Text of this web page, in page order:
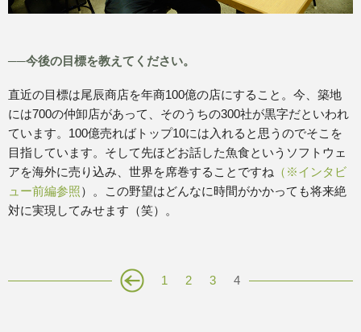
──今後の目標を教えてください。
直近の目標は尾辰商店を年商100億の店にすること。今、築地
には700の仲卸店があって、そのうちの300社が黒字だといわれ
ています。100億売ればトップ10には入れると思うのでそこを
目指しています。そして先ほどお話した魚食というソフトウェ
アを海外に売り込み、世界を席巻することですね （※インタビ
ュー前編参照）。この野望はどんなに時間がかかっても将来絶
対に実現してみせます（笑）。
1 2 3 4